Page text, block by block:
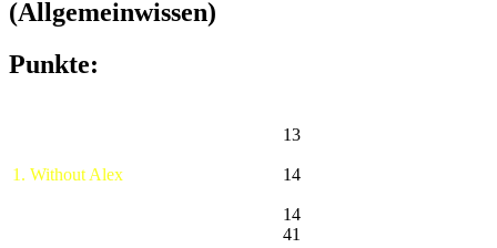
(Allgemeinwissen)
Punkte:
1. Without Alex
13
14
14
41